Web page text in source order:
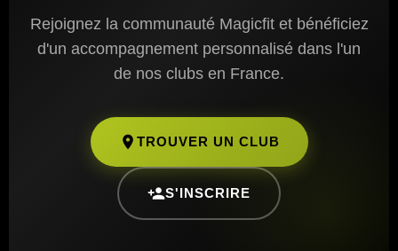
Rejoignez la communauté Magicfit et bénéficiez
d'un accompagnement personnalisé dans l'un
de nos clubs en France.
TROUVER UN CLUB
S'INSCRIRE